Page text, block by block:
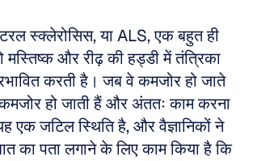
स्क्लेरोसिस, या ALS, एक बहुत ही
मस्तिष्क और रीढ़ की हड्डी में तंत्रिका
करती है। जब वे कमजोर हो जाते
कमजोर हो जाती हैं और अंततः काम करना
एक जटिल स्थिति है, और वैज्ञानिकों ने
का पता लगाने के लिए काम किया है कि